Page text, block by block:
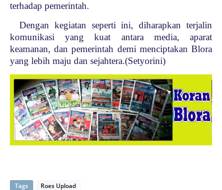
terhadap pemerintah.
Dengan kegiatan seperti ini, diharapkan terjalin
komunikasi yang kuat antara media, aparat
keamanan, dan pemerintah demi menciptakan Blora
yang lebih maju dan sejahtera.(Setyorini)
Tags Roes Upload